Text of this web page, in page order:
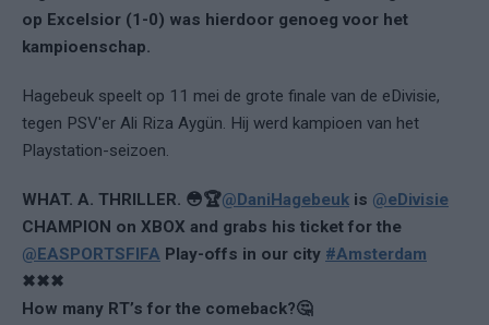
op Excelsior (1-0) was hierdoor genoeg voor het
kampioenschap.
Hagebeuk speelt op 11 mei de grote finale van de eDivisie,
tegen PSV'er Ali Riza Aygün. Hij werd kampioen van het
Playstation-seizoen.
WHAT. A. THRILLER. 😳🏆@DaniHagebeuk is @eDivisie
CHAMPION on XBOX and grabs his ticket for the
@EASPORTSFIFA Play-offs in our city #Amsterdam
✖✖✖
How many RT’s for the comeback?🤔